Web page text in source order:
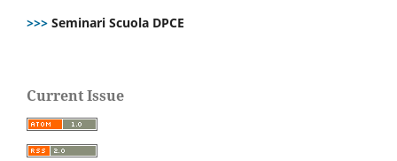
>>> Seminari Scuola DPCE
Current Issue